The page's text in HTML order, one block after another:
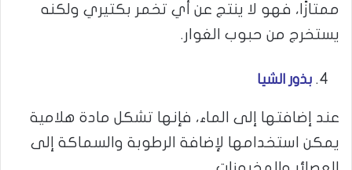
ممتازًا، فهو لا ينتج عن أي تخمر بكتيري ولكنه
يستخرج من حبوب الغوار.
بذور الشيا
عند إضافتها إلى الماء، فإنها تشكل مادة هلامية
يمكن استخدامها لإضافة الرطوبة والسماكة إلى